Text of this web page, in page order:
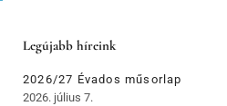
Legújabb híreink
2026/27 Évados műsorlap
2026. július 7.